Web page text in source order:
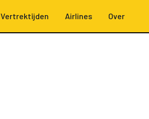
Vertrektijden Airlines Over